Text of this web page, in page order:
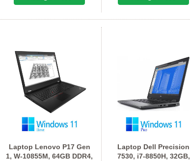
Laptop Lenovo P17 Gen
1, W-10855M, 64GB DDR4,
Laptop Dell Precision
7530, i7-8850H, 32GB,